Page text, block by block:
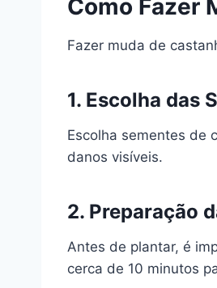
Como Fazer
Fazer muda de
1. Escolha das
Escolha sementes de
danos visíveis.
2. Preparação
Antes de plantar, é
cerca de 10 minutos